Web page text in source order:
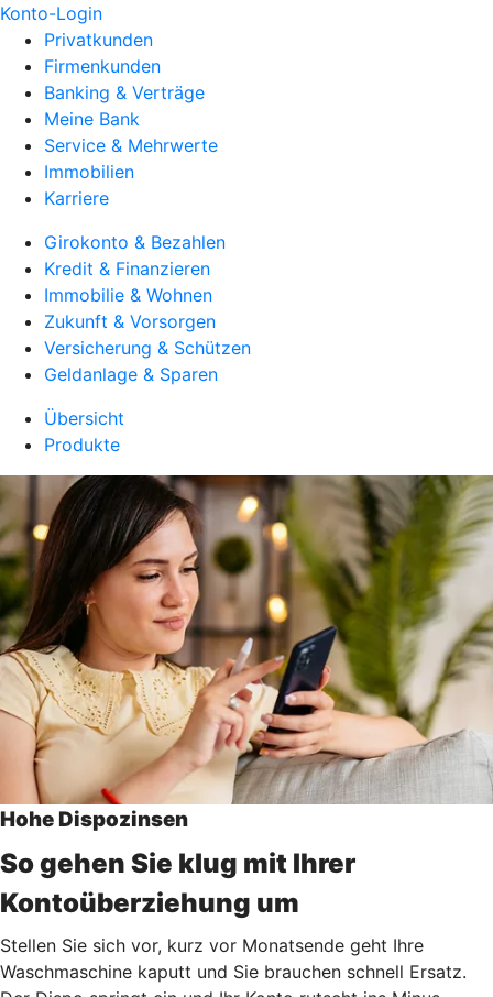
Konto-Login
Privatkunden
Firmenkunden
Banking & Verträge
Meine Bank
Service & Mehrwerte
Immobilien
Karriere
Girokonto & Bezahlen
Kredit & Finanzieren
Immobilie & Wohnen
Zukunft & Vorsorgen
Versicherung & Schützen
Geldanlage & Sparen
Übersicht
Produkte
Hohe Dispozinsen
So gehen Sie klug mit Ihrer
Kontoüberziehung um
Stellen Sie sich vor, kurz vor Monatsende geht Ihre
Waschmaschine kaputt und Sie brauchen schnell Ersatz.